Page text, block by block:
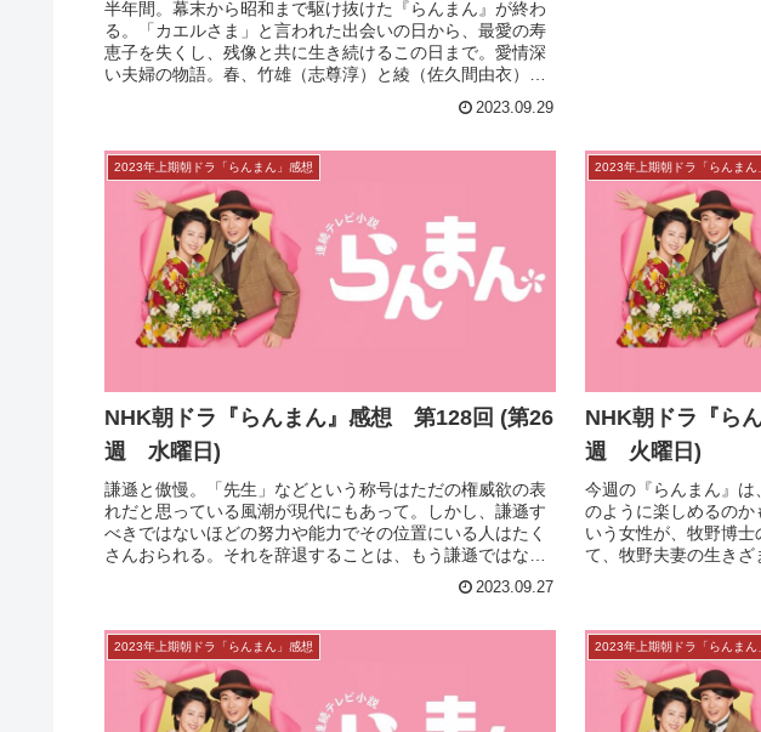
NHK朝ドラ『らんまん』最終回感想 第130
回 (第26週 金曜日)
る。「カエルさま」と言われた出会いの日から、最愛の寿
恵子を失くし、残像と共に生き続けるこの日まで。愛情深
い夫婦の物語。春、竹雄（志尊淳）と綾（佐久間由衣）が
新酒を持って槙野家にやってくる。...
NHK朝ドラ『ら
週 木曜日)
『らんまん』フィナ
槙野家に大集合……だ
カ騒ぎでもなく、こ
準備。寿恵子（浜辺
介）は何としても図鑑
2023年上期朝ドラ「らんまん」感想 2023年上期朝ドラ「らんまん